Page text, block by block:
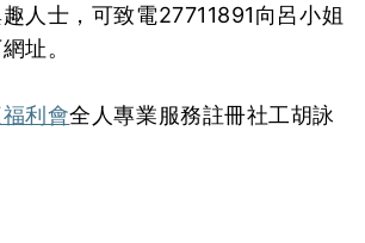
人士，可致電27711891向呂小姐
址。
利會全人專業服務註冊社工胡詠